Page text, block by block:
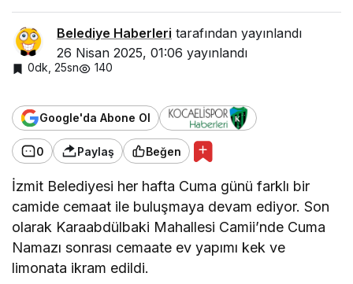
Belediye Haberleri tarafından yayınlandı
26 Nisan 2025, 01:06 yayınlandı
0dk, 25sn 140
Google'da Abone Ol
0 Paylaş Beğen
İzmit Belediyesi her hafta Cuma günü farklı bir
camide cemaat ile buluşmaya devam ediyor. Son
olarak Karaabdülbaki Mahallesi Camii’nde Cuma
Namazı sonrası cemaate ev yapımı kek ve
limonata ikram edildi.